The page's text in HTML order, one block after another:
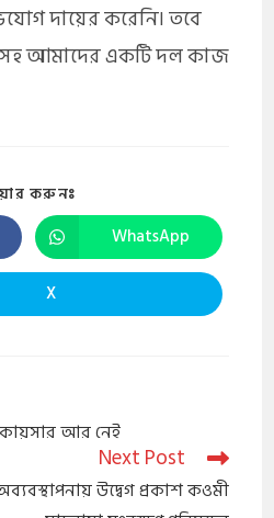
দায়ের করেনি৷ তবে
সহ আমাদের একটি দল কাজ
করুনঃ
WhatsApp
X
কায়সার আর নেই
Next Post
উদ্বেগ প্রকাশ কওমী